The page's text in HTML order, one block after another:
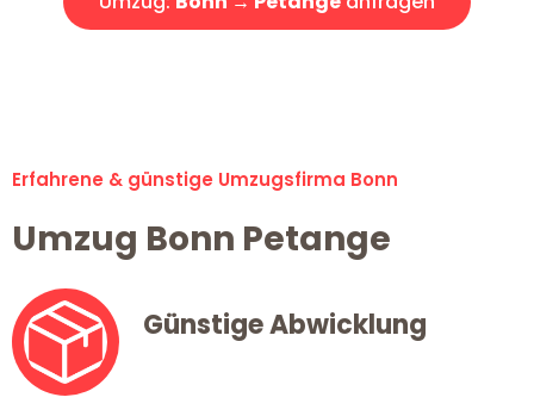
Erfahrene & günstige Umzugsfirma Bonn
Umzug Bonn Petange
Günstige Abwicklung